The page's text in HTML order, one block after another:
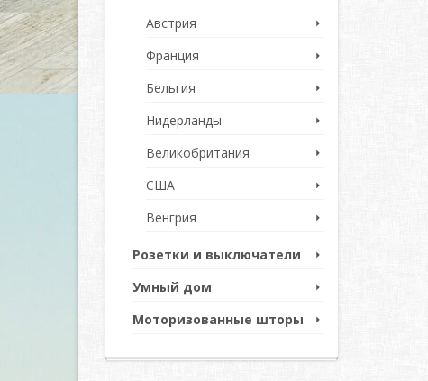
Австрия
Франция
Бельгия
Нидерланды
Великобритания
США
Венгрия
Розетки и выключатели
Умный дом
Моторизованные шторы